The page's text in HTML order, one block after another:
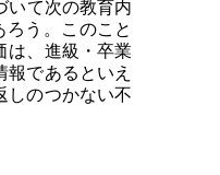
いて次の教育内
う。このこと
は、進級・卒業
であるといえ
しのつかない不